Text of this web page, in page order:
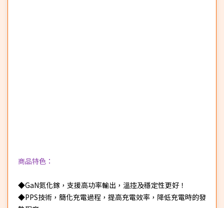
商品特色：
◆GaN氮化鎵，支援高功率輸出，溫控及穩定性更好！
◆PPS技術，簡化充電過程，提高充電效率，降低充電時的發